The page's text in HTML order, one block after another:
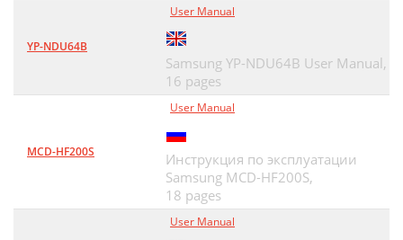
YP-NDU64B
User Manual
Samsung YP-NDU64B User Manual,
16 pages
MCD-HF200S
User Manual
Инструкция по эксплуатации
Samsung MCD-HF200S,
18 pages
User Manual